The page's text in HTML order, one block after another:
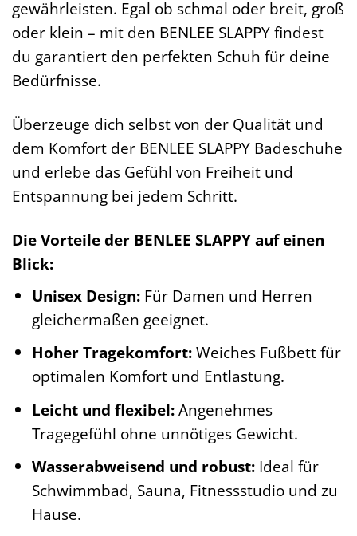
gewährleisten. Egal ob schmal oder breit, groß
oder klein – mit den BENLEE SLAPPY findest
du garantiert den perfekten Schuh für deine
Bedürfnisse.
Überzeuge dich selbst von der Qualität und
dem Komfort der BENLEE SLAPPY Badeschuhe
und erlebe das Gefühl von Freiheit und
Entspannung bei jedem Schritt.
Die Vorteile der BENLEE SLAPPY auf einen
Blick:
Unisex Design:Für Damen und Herren
gleichermaßen geeignet.
Hoher Tragekomfort:Weiches Fußbett für
optimalen Komfort und Entlastung.
Leicht und flexibel:Angenehmes
Tragegefühl ohne unnötiges Gewicht.
Wasserabweisend und robust:Ideal für
Schwimmbad, Sauna, Fitnessstudio und zu
Hause.